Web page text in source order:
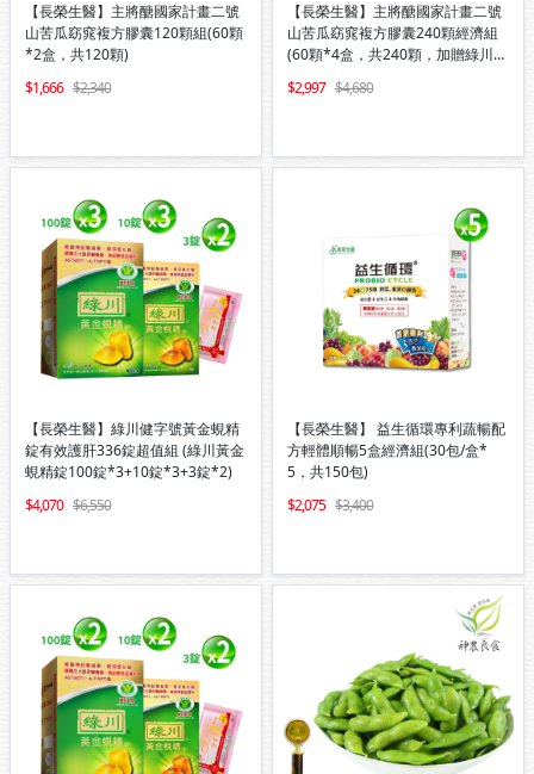
【長榮生醫】主將醣國家計畫二號
山苦瓜窈窕複方膠囊120顆組(60顆
*2盒，共120顆)
1,666
2,340
【長榮生醫】主將醣國家計畫二號
山苦瓜窈窕複方膠囊240顆經濟組
(60顆*4盒，共240顆，加贈綠川黃
2,997 4,680
【長榮生醫】綠川健字號黃金蜆精
錠有效護肝336錠超值組 (綠川黃金
蜆精錠100錠*3+10錠*3+3錠*2)
4,070
6,550
【長榮生醫】 益生循環專利蔬暢配
方輕體順暢5盒經濟組(30包/盒*
5，共150包)
2,075
3,400